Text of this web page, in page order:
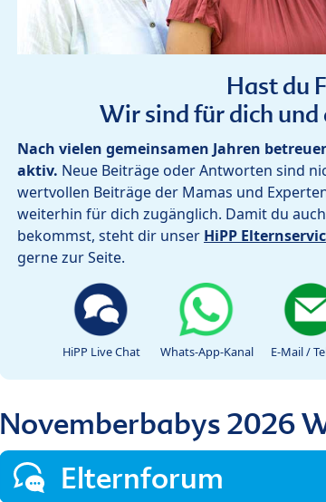
Hast du
Wir sind für dich
Nach vielen gemeinsamen Jahren
aktiv. Neue Beiträge oder Antworten sind
wertvollen Beiträge der Mamas und
weiterhin für dich zugänglich. Damit du
bekommst, steht dir unser HiPP
gerne zur Seite.
HiPP Live Chat Whats-App-Kanal E-Mail /
Novemberbabys 2026
Elternforum